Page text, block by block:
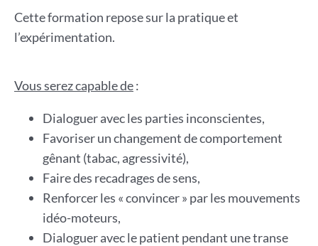
Cette formation repose sur la pratique et
l’expérimentation.
Vous serez capable de:
Dialoguer avec les parties inconscientes,
Favoriser un changement de comportement
gênant (tabac, agressivité),
Faire des recadrages de sens,
Renforcer les « convincer » par les mouvements
idéo-moteurs,
Dialoguer avec le patient pendant une transe